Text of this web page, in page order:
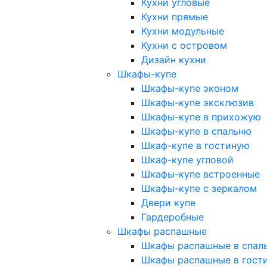
Кухни угловые
Кухни прямые
Кухни модульные
Кухни с островом
Дизайн кухни
Шкафы-купе
Шкафы-купе эконом
Шкафы-купе эксклюзив
Шкафы-купе в прихожую
Шкафы-купе в спальню
Шкаф-купе в гостиную
Шкаф-купе угловой
Шкафы-купе встроенные
Шкафы-купе с зеркалом
Двери купе
Гардеробные
Шкафы распашные
Шкафы распашные в
Шкафы распашные в